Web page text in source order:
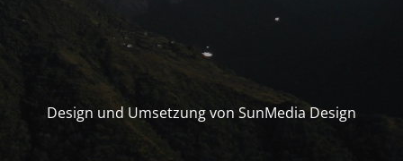
Design und Umsetzung von SunMedia Design